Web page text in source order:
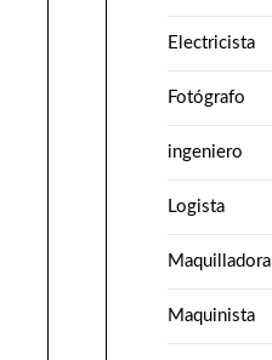
Electricista
Fotógrafo
ingeniero
Logista
Maquilladora
Maquinista